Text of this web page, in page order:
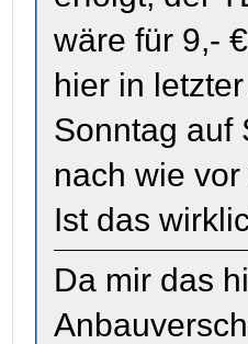
wäre für 9,-
hier in
Sonntag auf
nach wie
Ist das
Da mir das